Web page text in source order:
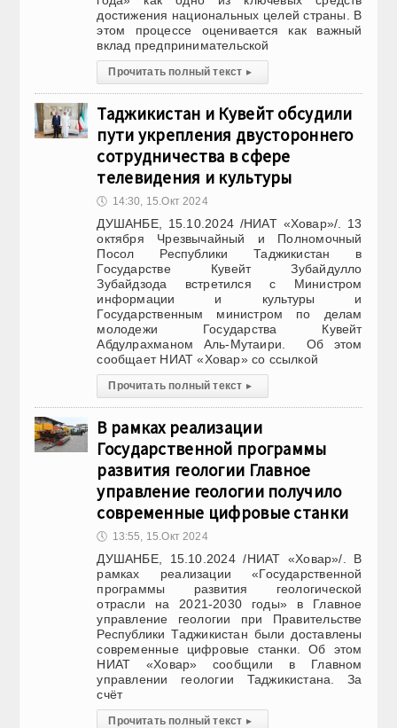
достижения национальных целей страны. В
этом процессе оценивается как важный
вклад предпринимательской
Прочитать полный текст ▸
Таджикистан и Кувейт обсудили
пути укрепления двустороннего
сотрудничества в сфере
телевидения и культуры
🕔 14:30, 15.Окт 2024
ДУШАНБЕ, 15.10.2024 /НИАТ «Ховар»/. 13
октября Чрезвычайный и Полномочный
Посол Республики Таджикистан в
Государстве Кувейт Зубайдулло
Зубайдзода встретился с Министром
информации и культуры и
Государственным министром по делам
молодежи Государства Кувейт
Абдулрахманом Аль-Мутаири. Об этом
сообщает НИАТ «Ховар» со ссылкой
Прочитать полный текст ▸
В рамках реализации
Государственной программы
развития геологии Главное
управление геологии получило
современные цифровые станки
🕔 13:55, 15.Окт 2024
ДУШАНБЕ, 15.10.2024 /НИАТ «Ховар»/. В
рамках реализации «Государственной
программы развития геологической
отрасли на 2021-2030 годы» в Главное
управление геологии при Правительстве
Республики Таджикистан были доставлены
современные цифровые станки. Об этом
НИАТ «Ховар» сообщили в Главном
управлении геологии Таджикистана. За
счёт
Прочитать полный текст ▸